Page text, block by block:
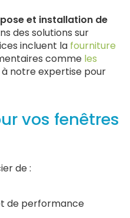
pose et installation de
des solutions sur
incluent la fourniture
comme les
notre expertise pour
vos fenêtres
de :
de performance